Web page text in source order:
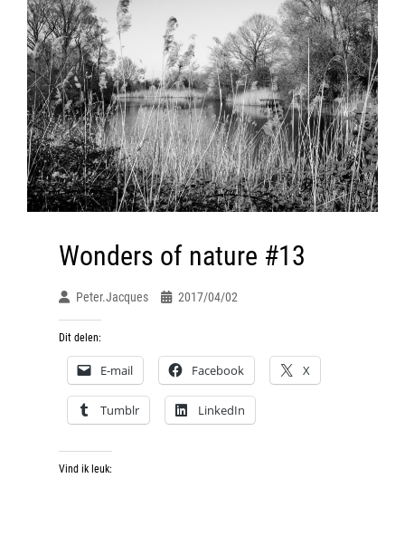
Wonders of nature #13
Peter.jacques 2017/04/02
Dit delen:
E-mail Facebook X
Tumblr LinkedIn
Vind ik leuk: